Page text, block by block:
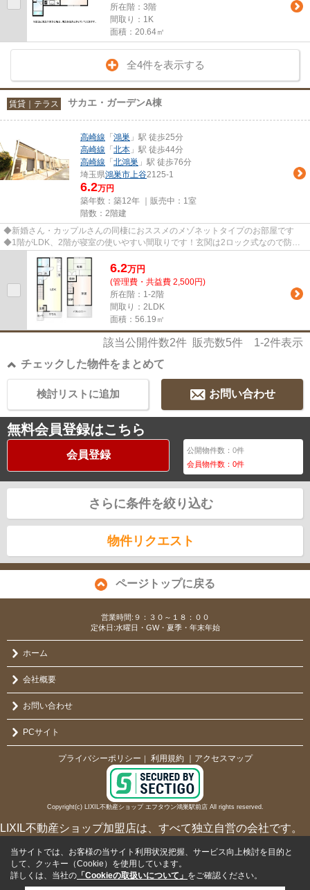
所在階：3階
間取り：1K
面積：20.64㎡
全4件を表示する
賃貸｜テラス サカエ・ガーデンA棟
高崎線 「 鴻巣 」駅 徒歩25分
高崎線 「 北本 」駅 徒歩44分
高崎線 「 北鴻巣 」駅 徒歩76分
埼玉県鴻巣市上谷2125-1
6.2万円
築年数：築12年 ｜販売中： 1室
階数：2階建
◆新婚さん・カップルさんの同棲におススメのメゾネットタイプのお部屋です
◆1階がLDK、2階が寝室の使いやすい間取りです！玄関は2ロック式なので防犯
6.2万円
(管理費・共益費 2,500円)
所在階：1-2階
間取り：2LDK
面積：56.19㎡
該当公開件数2件 販売数5件 1-2件表示
チェックした物件をまとめて
お問い合わせ
検討リストに追加
無料会員登録はこちら
会員登録 公開物件数：0件
会員物件数：0件
さらに条件を絞り込む
物件リクエスト
ページトップに戻る
営業時間:９：３０～１８：００
定休日:水曜日・GW・夏季・年末年始
ホーム
会社概要
お問い合わせ
PCサイト
プライバシーポリシー ｜ 利用規約 ｜アクセスマップ
Copyright(c) LIXIL不動産ショップ エフタウン鴻巣駅前店 All rights reserved.
LIXIL不動産ショップ加盟店は、すべて独立自営の会社です。
当サイトでは、お客様の当サイト利用状況把握、サービス向上検討を目的と
して、クッキー（Cookie）を使用しています。
詳しくは、当社の 「Cookieの取扱いについて」 をご確認ください。